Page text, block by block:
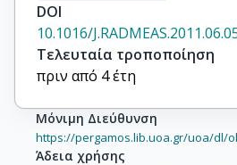
DOI
10.1016/
Τελευταία τροποποίηση
πριν από 4 έτη
Μόνιμη Διεύθυνση
https://pergamos.lib.uoa.gr/uoa/dl/
Άδεια χρήσης